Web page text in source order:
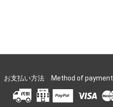
お支払い方法 Method of payment